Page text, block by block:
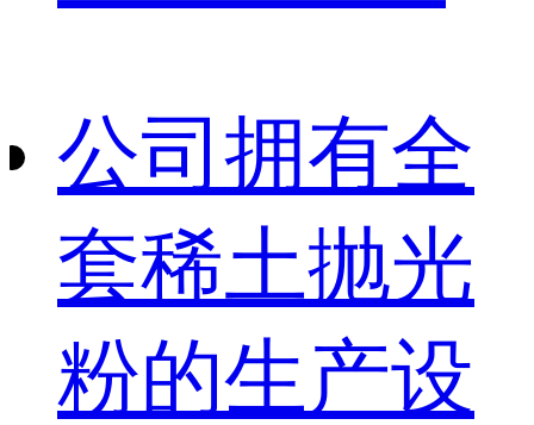
公司拥有全
套稀土抛光
粉的生产设